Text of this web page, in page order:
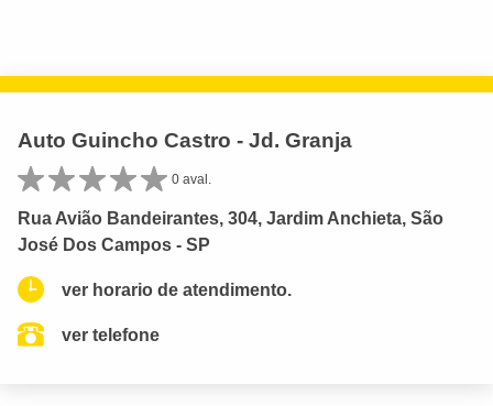
Auto Guincho Castro - Jd. Granja
0 aval.
Rua Avião Bandeirantes, 304, Jardim Anchieta, São
José Dos Campos - SP
ver horario de atendimento.
ver telefone